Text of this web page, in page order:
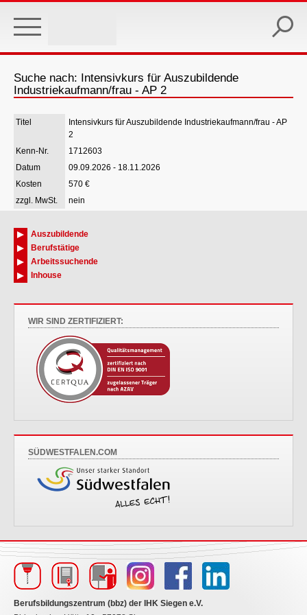
main
Suche nach: Intensivkurs für Auszubildende
Industriekaufmann/frau - AP 2
Intensivkurs für Auszubildende Industriekaufmann/frau - AP
2
1712603
09.09.2026 - 18.11.2026
570 €
nein
Auszubildende
Berufstätige
Arbeitssuchende
Inhouse
WIR SIND ZERTIFIZIERT:
SÜDWESTFALEN.COM
Berufsbildungszentrum (bbz) der IHK Siegen e.V.